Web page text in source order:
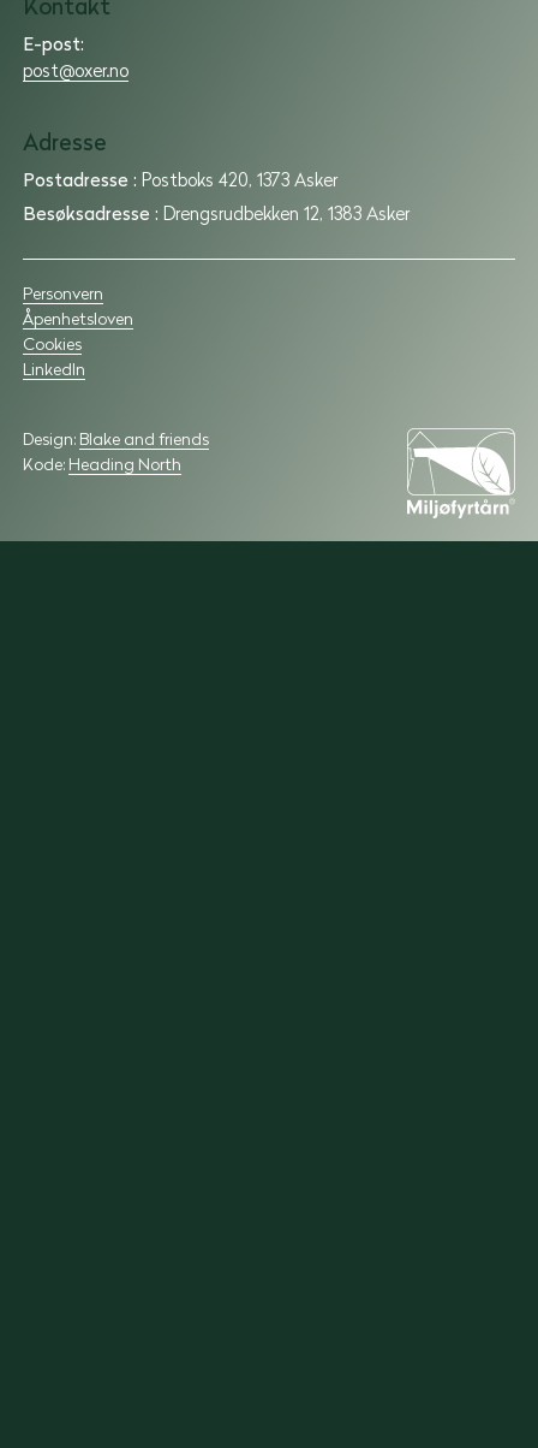
Utleie
|
Utvikling
Kontakt
E-post:
post@oxer.no
Adresse
Postadresse : Postboks 420, 1373 Asker
Besøksadresse : Drengsrudbekken 12, 1383 Asker
Personvern
Åpenhetsloven
Cookies
LinkedIn
Design: Blake and friends
Kode: Heading North